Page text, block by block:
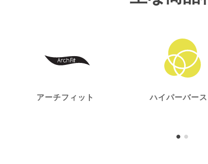
アーチフィット ハイパーバース